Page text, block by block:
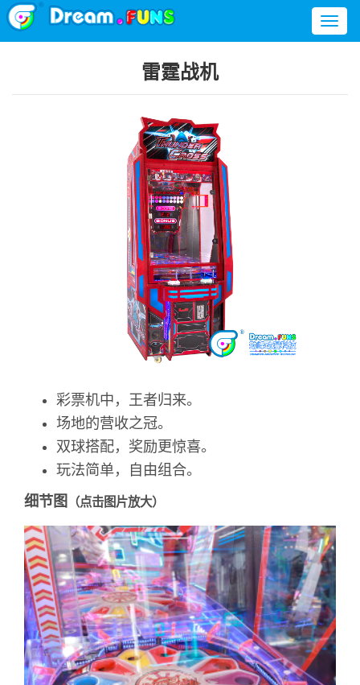
雷霆战机
彩票机中，王者归来。
场地的营收之冠。
双球搭配，奖励更惊喜。
玩法简单，自由组合。
细节图
（点击图片放大）